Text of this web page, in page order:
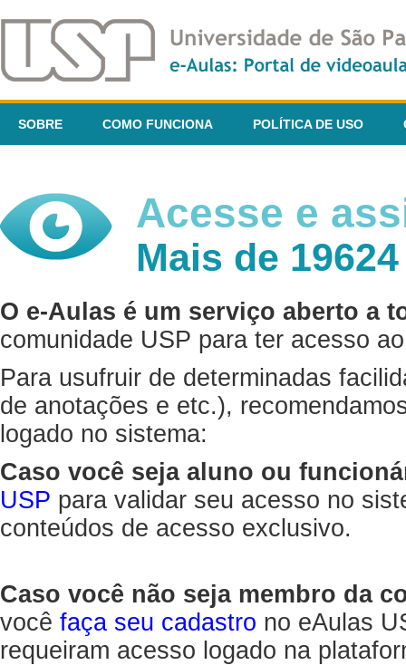
SOBRE COMO FUNCIONA POLÍTICA DE USO
Acesse e
Mais de
O e-Aulas é um serviço aberto a
comunidade USP para ter acesso
Para usufruir de determinadas
de anotações e etc.),
logado no sistema:
Caso você seja aluno ou
USP para validar seu acesso no
conteúdos de acesso exclusivo.
Caso você não seja membro da
você faça seu cadastro no eAulas
requeiram acesso logado na